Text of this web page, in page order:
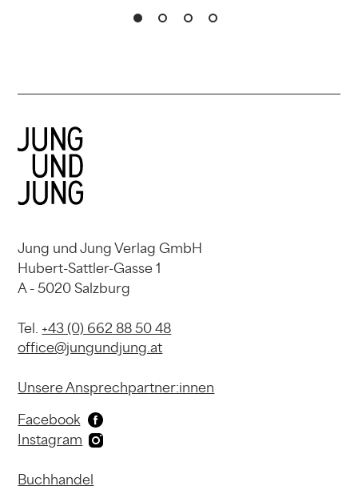
Jung und Jung Verlag GmbH
Hubert-Sattler-Gasse 1
A - 5020 Salzburg
Tel. +43 (0) 662 88 50 48
office@jungundjung.at
Unsere Ansprechpartner:innen
Facebook
Instagram
Buchhandel